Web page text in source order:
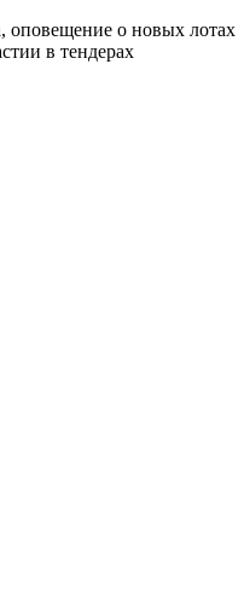
оповещение о новых лотах
в тендерах